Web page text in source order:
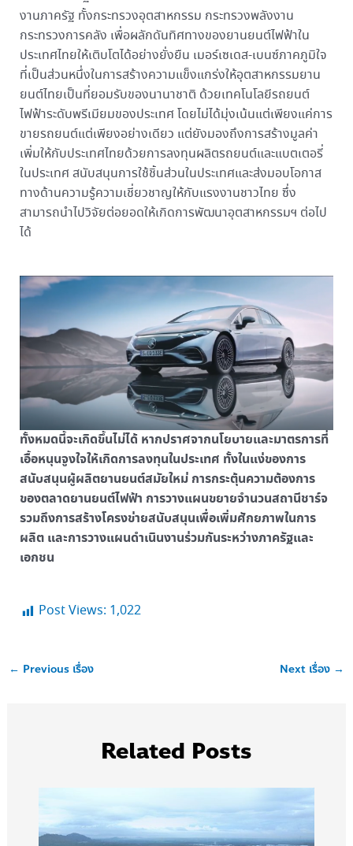
งานภาครัฐ ทั้งกระทรวงอุตสาหกรรม กระทรวงพลังงาน
กระทรวงการคลัง เพื่อผลักดันทิศทางของยานยนต์ไฟฟ้าใน
ประเทศไทยให้เติบโตได้อย่างยั่งยืน เมอร์เซเดส-เบนซ์ภาคภูมิใจ
ที่เป็นส่วนหนึ่งในการสร้างความแข็งแกร่งให้อุตสาหกรรมยาน
ยนต์ไทยเป็นที่ยอมรับของนานาชาติ ด้วยเทคโนโลยีรถยนต์
ไฟฟ้าระดับพรีเมียมของประเทศ โดยไม่ได้มุ่งเน้นแต่เพียงแค่การ
ขายรถยนต์แต่เพียงอย่างเดียว แต่ยังมองถึงการสร้างมูลค่า
เพิ่มให้กับประเทศไทยด้วยการลงทุนผลิตรถยนต์และแบตเตอรี่
ในประเทศ สนับสนุนการใช้ชิ้นส่วนในประเทศและส่งมอบโอกาส
ทางด้านความรู้ความเชี่ยวชาญให้กับแรงงานชาวไทย ซึ่ง
สามารถนำไปวิจัยต่อยอดให้เกิดการพัฒนาอุตสาหกรรมฯ ต่อไป
ได้
ทั้งหมดนี้จะเกิดขึ้นไม่ได้ หากปราศจากนโยบายและมาตรการที่
เอื้อหนุนจูงใจให้เกิดการลงทุนในประเทศ ทั้งในแง่ของการ
สนับสนุนผู้ผลิตยานยนต์สมัยใหม่ การกระตุ้นความต้องการ
ของตลาดยานยนต์ไฟฟ้า การวางแผนขยายจำนวนสถานีชาร์จ
รวมถึงการสร้างโครงข่ายสนับสนุนเพื่อเพิ่มศักยภาพในการ
ผลิต และการวางแผนดำเนินงานร่วมกันระหว่างภาครัฐและ
เอกชน
Post Views: 1,022
← Previous เรื่อง Next เรื่อง →
Related Posts